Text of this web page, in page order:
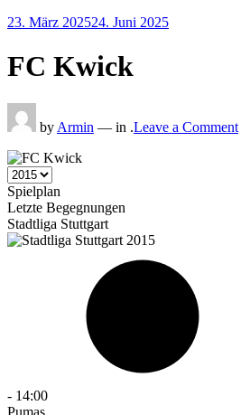
Posted
23. März 202524. Juni 2025
FC Kwick
by Armin — in .Leave a CommentFC
Spielplan
Letzte Begegnungen
Stadtliga Stuttgart
- 14:00
Pumas